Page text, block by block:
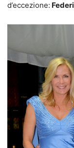
d’eccezione: